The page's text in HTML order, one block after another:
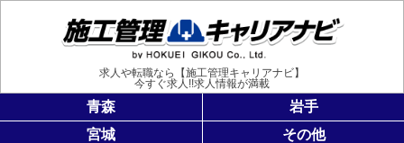
求人や転職なら【施工管理キャリアナビ】
今すぐ求人!!求人情報が満載
青森
岩手
宮城
その他